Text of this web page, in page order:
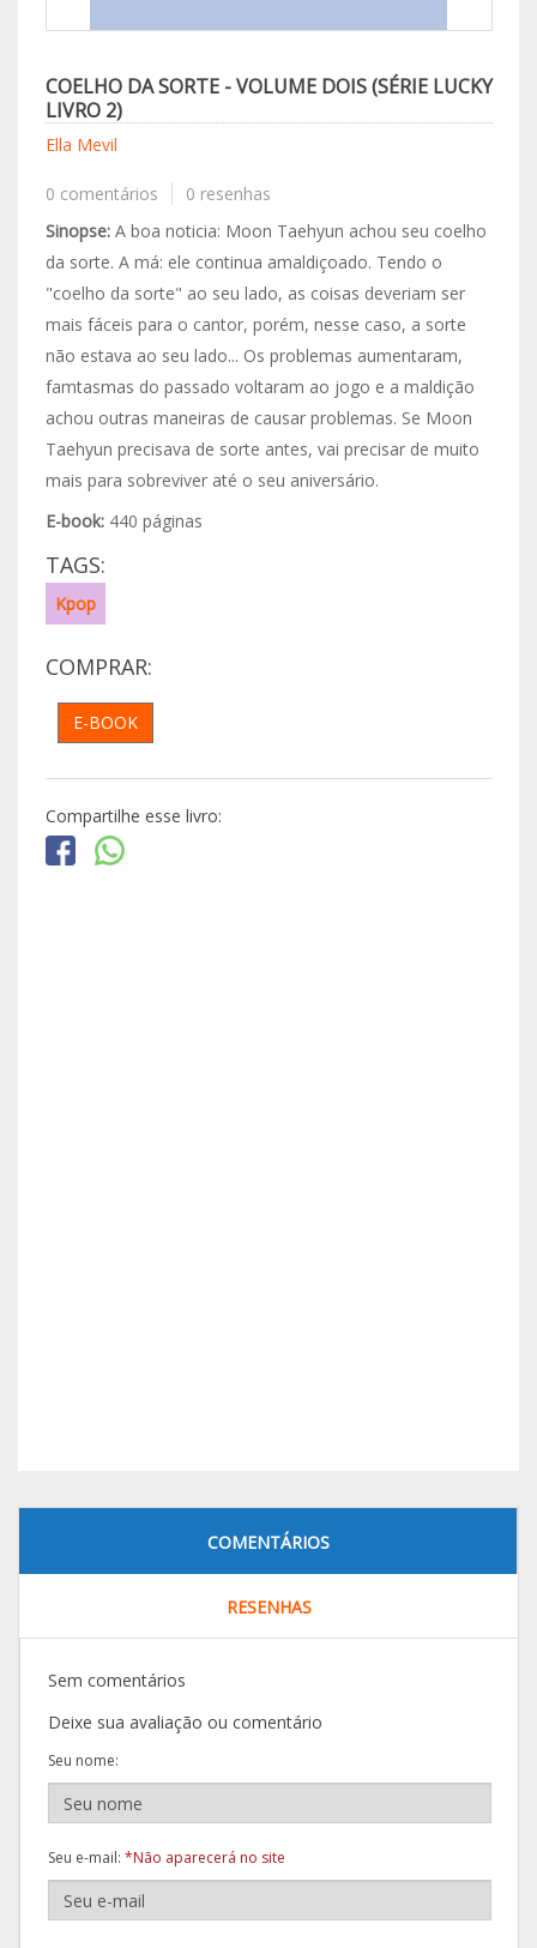
COELHO DA SORTE - VOLUME DOIS (SÉRIE LUCKY
LIVRO 2)
Ella Mevil
0 comentários
0 resenhas
Sinopse:A boa noticia: Moon Taehyun achou seu coelho
da sorte. A má: ele continua amaldiçoado. Tendo o
"coelho da sorte" ao seu lado, as coisas deveriam ser
mais fáceis para o cantor, porém, nesse caso, a sorte
não estava ao seu lado... Os problemas aumentaram,
famtasmas do passado voltaram ao jogo e a maldição
achou outras maneiras de causar problemas. Se Moon
Taehyun precisava de sorte antes, vai precisar de muito
mais para sobreviver até o seu aniversário.
E-book:440 páginas
TAGS:
Kpop
COMPRAR:
E-BOOK
Compartilhe esse livro:
COMENTÁRIOS
RESENHAS
Sem comentários
Deixe sua avaliação ou comentário
Seu nome:
Seu e-mail: *Não aparecerá no site